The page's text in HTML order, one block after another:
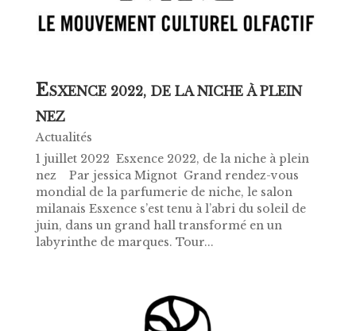
ESXENCE 2022, DE LA NICHE À PLEIN
NEZ
Actualités
1 juillet 2022 ​ Esxence 2022, de la niche à plein
nez Par jessica Mignot Grand rendez-vous
mondial de la parfumerie de niche, le salon
milanais Esxence s’est tenu à l’abri du soleil de
juin, dans un grand hall transformé en un
labyrinthe de marques. Tour...